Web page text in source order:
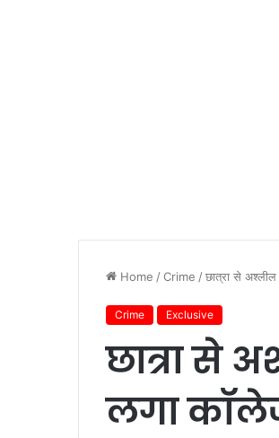
Home /Crime /छात्रा से अश्लील
Crime Exclusive
छात्रा से
लगा कॉलेज